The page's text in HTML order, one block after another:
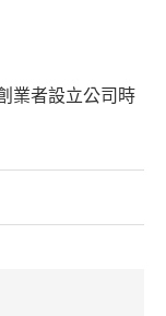
業者設立公司時